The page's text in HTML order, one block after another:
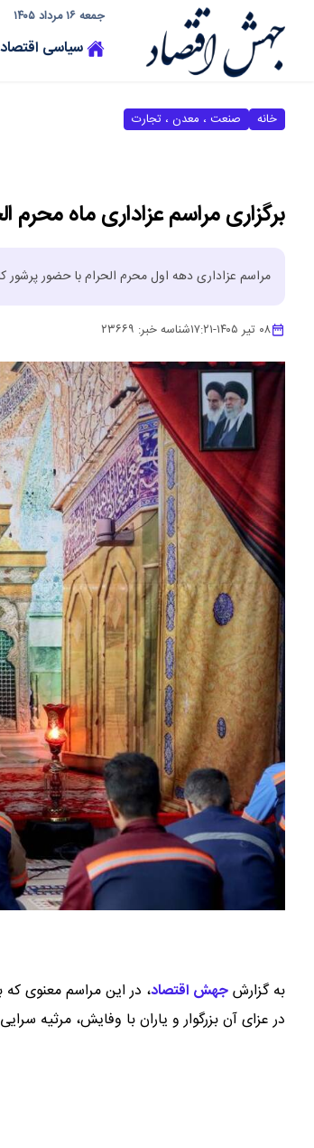
جمعه ۱۶ مرداد ۱۴۰۵
سیاسی
خانه صنعت ، معدن ، تجارت
برگزاری مراسم عزاداری ماه محرم الحرام ۱۴۴۸در سالن
مراسم عزاداری دهه اول محرم الحرام با حضور پرشور
۰۸ تیر ۱۴۰۵ -۱۷:۲۱شناسه خبر: ۲۳۶۶۹
به گزارشجهش اقتصاد، در این مراسم معنوی که
در عزای آن بزرگوار و یاران با وفایش، مرثیه